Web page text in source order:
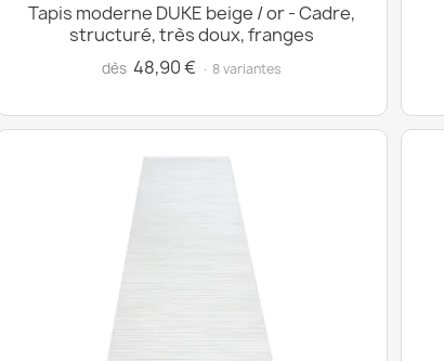
Tapis moderne DUKE beige / or - Cadre,
structuré, très doux, franges
dès 48,90 € · 8 variantes